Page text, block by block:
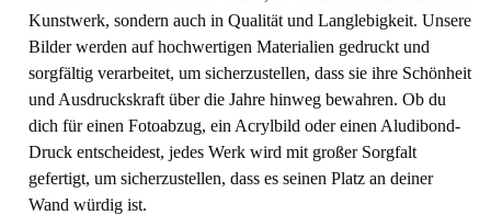
Kunstwerk, sondern auch in Qualität und Langlebigkeit. Unsere
Bilder werden auf hochwertigen Materialien gedruckt und
sorgfältig verarbeitet, um sicherzustellen, dass sie ihre Schönheit
und Ausdruckskraft über die Jahre hinweg bewahren. Ob du
dich für einen Fotoabzug, ein Acrylbild oder einen Aludibond-
Druck entscheidest, jedes Werk wird mit großer Sorgfalt
gefertigt, um sicherzustellen, dass es seinen Platz an deiner
Wand würdig ist.